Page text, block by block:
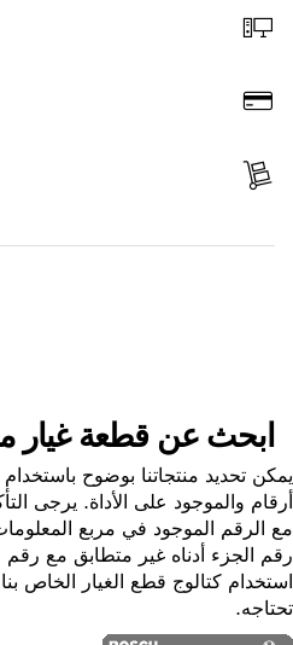
ابحث عن قطعة غيار
تحديد منتجاتنا بوضوح
والموجود على الأداة. يرجى
الرقم الموجود في مربع المعلومات
الجزء أدناه غير متطابق مع رقم
كتالوج قطع الغيار الخاص